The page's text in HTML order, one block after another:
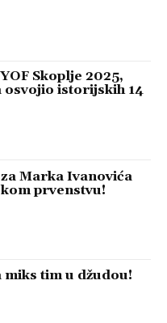
Skoplje 2025,
osvojio istorijskih 14
Marka Ivanovića
prvenstvu!
miks tim u džudou!